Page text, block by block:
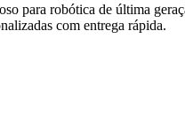
para robótica de última
com entrega rápida.